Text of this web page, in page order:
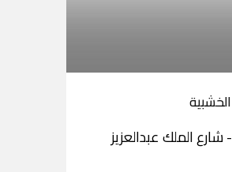
الخشبية
الملك عبدالعزيز